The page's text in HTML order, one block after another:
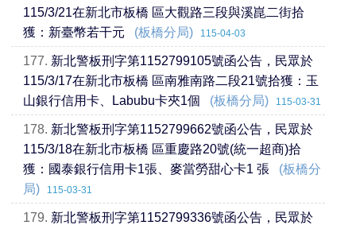
115/3/21在新北市板橋 區大觀路三段與溪崑二街拾
獲：新臺幣若干元
(板橋分局) 115-04-03
177. 新北警板刑字第1152799105號函公告，民眾於
115/3/17在新北市板橋 區南雅南路二段21號拾獲：玉
山銀行信用卡、Labubu卡夾1個
(板橋分局) 115-03-31
178. 新北警板刑字第1152799662號函公告，民眾於
115/3/18在新北市板橋 區重慶路20號(統一超商)拾
獲：國泰銀行信用卡1張、麥當勞甜心卡1 張
(板橋分
局)
115-03-31
179. 新北警板刑字第1152799336號函公告，民眾於